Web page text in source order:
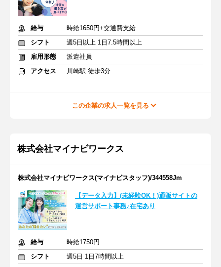
給与
時給1650円+交通費支給
シフト
週5日以上 1日7.5時間以上
雇用形態
派遣社員
アクセス
川崎駅 徒歩3分
この企業の求人一覧を見る
株式会社マイナビワークス
株式会社マイナビワークス(マイナビスタッフ)/344558Jm
【データ入力】(未経験OK！)通販サイトの
運営サポート事務♪在宅あり
給与
時給1750円
シフト
週5日 1日7時間以上